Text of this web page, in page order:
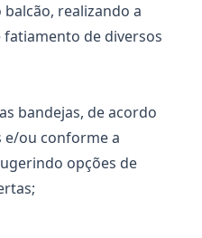
realizando a
fatiamento de diversos
bandejas, de acordo
e/ou conforme a
opções de